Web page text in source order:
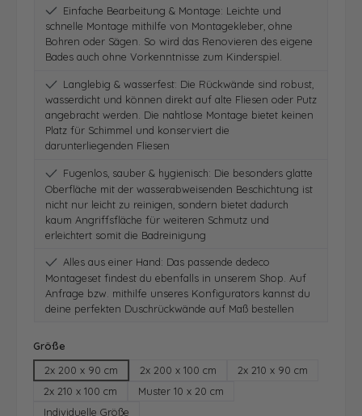
Einfache Bearbeitung & Montage: Leichte und
schnelle Montage mithilfe von Montagekleber, ohne
Bohren oder Sägen. So wird das Renovieren des eigene
Bades auch ohne Vorkenntnisse zum Kinderspiel.
Langlebig & wasserfest: Die Rückwände sind robust,
wasserdicht und können direkt auf alte Fliesen oder Putz
angebracht werden. Die nahtlose Montage bietet keinen
Platz für Schimmel und konserviert die
darunterliegenden Fliesen
Fugenlos, sauber & hygienisch: Die besonders glatte
Oberfläche mit der wasserabweisenden Beschichtung ist
nicht nur leicht zu reinigen, sondern bietet dadurch
kaum Angriffsfläche für weiteren Schmutz und
erleichtert somit die Badreinigung
Alles aus einer Hand: Das passende dedeco
Montageset findest du ebenfalls in unserem Shop. Auf
Anfrage bzw. mithilfe unseres Konfigurators kannst du
deine perfekten Duschrückwände auf Maß bestellen
Größe
2x 200 x 90 cm
2x 200 x 100 cm
2x 210 x 90 cm
2x 210 x 100 cm
Muster 10 x 20 cm
Individuelle Größe